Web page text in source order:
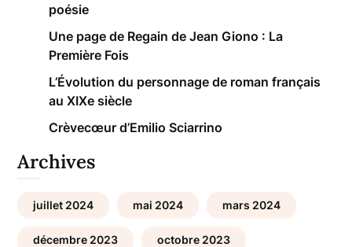
poésie
Une page de Regain de Jean Giono : La
Première Fois
L’Évolution du personnage de roman français
au XIXe siècle
Crèvecœur d’Emilio Sciarrino
Archives
juillet 2024 mai 2024 mars 2024
décembre 2023 octobre 2023